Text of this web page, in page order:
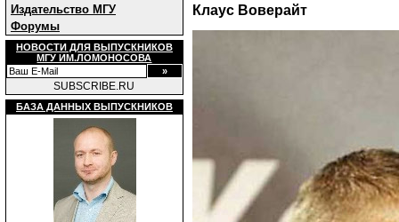
Издательство МГУ
Форумы
НОВОСТИ ДЛЯ ВЫПУСКНИКОВ
МГУ ИМ.ЛОМОНОСОВА
SUBSCRIBE.RU
БАЗА ДАННЫХ ВЫПУСКНИКОВ
Клаус Воверайт